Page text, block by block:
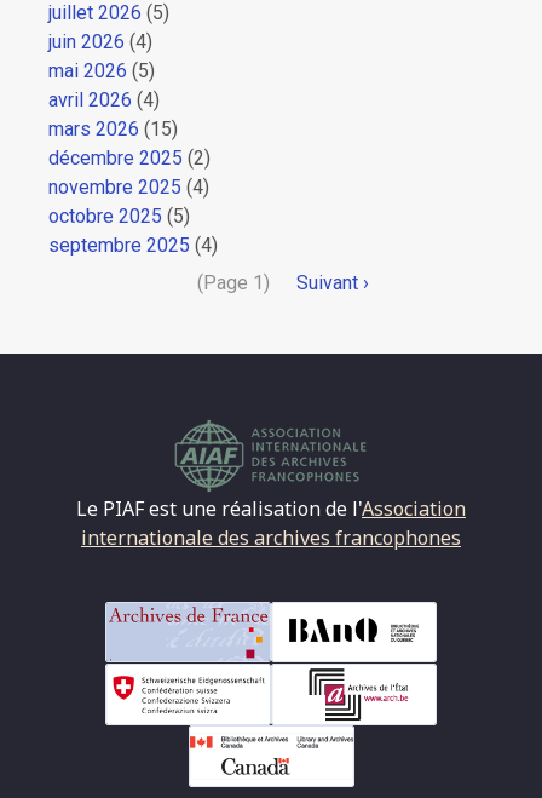
juillet 2026 (5)
juin 2026 (4)
mai 2026 (5)
avril 2026 (4)
mars 2026 (15)
décembre 2025 (2)
novembre 2025 (4)
octobre 2025 (5)
septembre 2025 (4)
(Page 1)
Page
Suivant ›
Le PIAF est une réalisation de l'Association
internationale des archives francophones